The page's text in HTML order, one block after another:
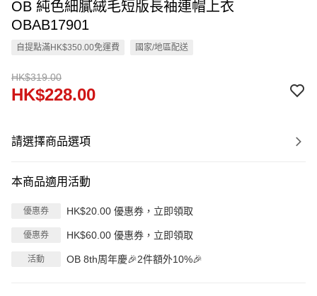
OB 純色細膩絨毛短版長袖連帽上衣
OBAB17901
自提點滿HK$350.00免運費 國家/地區配送
HK$319.00
HK$228.00
請選擇商品選項
本商品適用活動
優惠券 HK$20.00 優惠券，立即領取
優惠券 HK$60.00 優惠券，立即領取
活動 OB 8th周年慶🎉2件額外10%🎉